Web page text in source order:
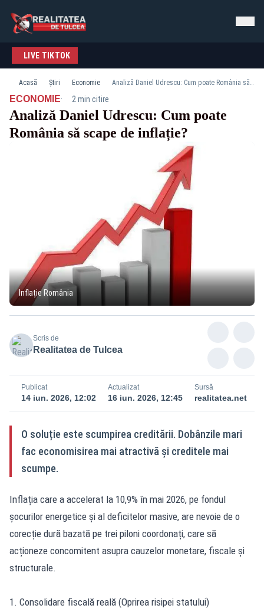
LIVE TIKTOK
Acasă Știri Economie Analiză Daniel Udrescu: Cum poate România să scape de inflație?
ECONOMIE· 2 min citire
Analiză Daniel Udrescu: Cum poate
România să scape de inflație?
Inflație România
Scris de
Realitatea de Tulcea
Publicat
14 iun. 2026, 12:02
Actualizat
16 iun. 2026, 12:45
Sursă
realitatea.net
O soluție este scumpirea creditării. Dobânzile mari
fac economisirea mai atractivă și creditele mai
scumpe.
Inflația care a accelerat la 10,9% în mai 2026, pe fondul
șocurilor energetice și al deficitelor masive, are nevoie de o
corecție dură bazată pe trei piloni coordonați, care să
acționeze concomitent asupra cauzelor monetare, fiscale și
structurale.
1. Consolidare fiscală reală (Oprirea risipei statului)